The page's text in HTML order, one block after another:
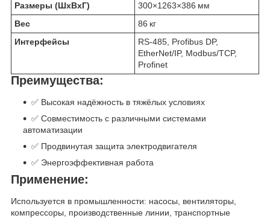
Размеры (ШхВхГ)
300×1263×386 мм
Вес
86 кг
Интерфейсы
RS-485, Profibus DP,
EtherNet/IP, Modbus/TCP,
Profinet
Преимущества:
✅ Высокая надёжность в тяжёлых условиях
✅ Совместимость с различными системами
автоматизации
✅ Продвинутая защита электродвигателя
✅ Энергоэффективная работа
Применение:
Используется в промышленности: насосы, вентиляторы,
компрессоры, производственные линии, транспортные